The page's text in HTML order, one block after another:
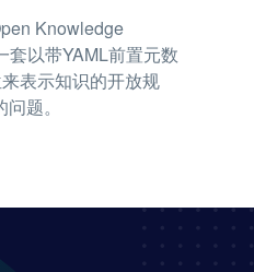
Knowledge
套以带YAML前置元数
表示知识的开放规
题。